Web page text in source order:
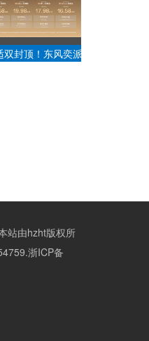
双封顶！东风奕派
站由hzht版权所
浙ICP备